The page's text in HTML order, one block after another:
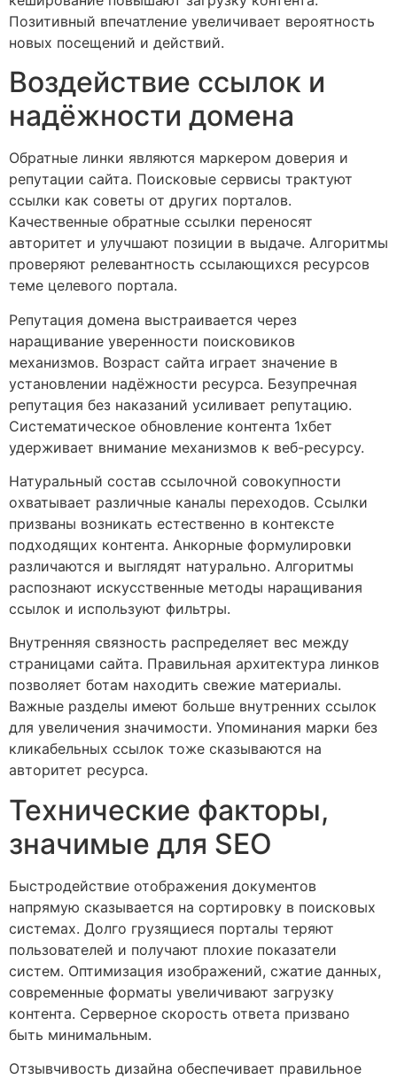
Позитивный впечатление увеличивает вероятность
новых посещений и действий.
Воздействие ссылок и
надёжности домена
Обратные линки являются маркером доверия и
репутации сайта. Поисковые сервисы трактуют
ссылки как советы от других порталов.
Качественные обратные ссылки переносят
авторитет и улучшают позиции в выдаче. Алгоритмы
проверяют релевантность ссылающихся ресурсов
теме целевого портала.
Репутация домена выстраивается через
наращивание уверенности поисковиков
механизмов. Возраст сайта играет значение в
установлении надёжности ресурса. Безупречная
репутация без наказаний усиливает репутацию.
Систематическое обновление контента 1хбет
удерживает внимание механизмов к веб-ресурсу.
Натуральный состав ссылочной совокупности
охватывает различные каналы переходов. Ссылки
призваны возникать естественно в контексте
подходящих контента. Анкорные формулировки
различаются и выглядят натурально. Алгоритмы
распознают искусственные методы наращивания
ссылок и используют фильтры.
Внутренняя связность распределяет вес между
страницами сайта. Правильная архитектура линков
позволяет ботам находить свежие материалы.
Важные разделы имеют больше внутренних ссылок
для увеличения значимости. Упоминания марки без
кликабельных ссылок тоже сказываются на
авторитет ресурса.
Технические факторы,
значимые для SEO
Быстродействие отображения документов
напрямую сказывается на сортировку в поисковых
системах. Долго грузящиеся порталы теряют
пользователей и получают плохие показатели
систем. Оптимизация изображений, сжатие данных,
современные форматы увеличивают загрузку
контента. Серверное скорость ответа призвано
быть минимальным.
Отзывчивость дизайна обеспечивает правильное